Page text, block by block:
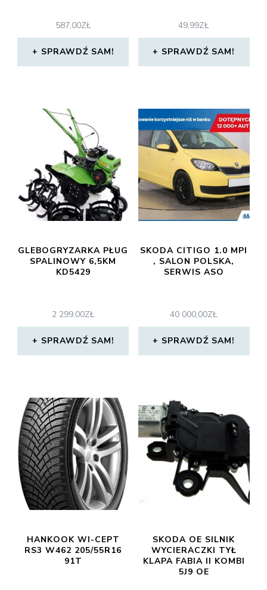
587,00ZŁ
SPRAWDŹ SAM!
49,99ZŁ
SPRAWDŹ SAM!
GLEBOGRYZARKA PŁUG
SPALINOWY 6,5KM
KD5429
2 299,00ZŁ
SPRAWDŹ SAM!
SKODA CITIGO 1.0 MPI
, SALON POLSKA,
SERWIS ASO
40 000,00ZŁ
SPRAWDŹ SAM!
HANKOOK WI-CEPT
RS3 W462 205/55R16
91T
SKODA OE SILNIK
WYCIERACZKI TYŁ
KLAPA FABIA II KOMBI
5J9 OE